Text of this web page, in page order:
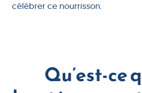
célébrer ce nourrisson.
Qu’est-ce